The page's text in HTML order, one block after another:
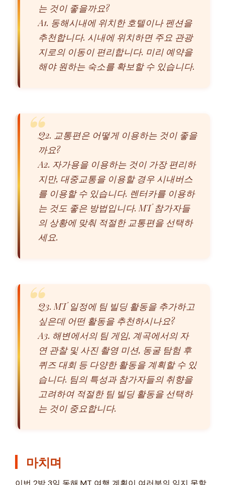
는 것이 좋을까요?
A1. 동해시내에 위치한 호텔이나 펜션을
추천합니다. 시내에 위치하면 주요 관광
지로의 이동이 편리합니다. 미리 예약을
해야 원하는 숙소를 확보할 수 있습니다.
Q2. 교통편은 어떻게 이용하는 것이 좋을
까요?
A2. 자가용을 이용하는 것이 가장 편리하
지만, 대중교통을 이용할 경우 시내버스
를 이용할 수 있습니다. 렌터카를 이용하
는 것도 좋은 방법입니다. MT 참가자들
의 상황에 맞춰 적절한 교통편을 선택하
세요.
Q3. MT 일정에 팀 빌딩 활동을 추가하고
싶은데 어떤 활동을 추천하시나요?
A3. 해변에서의 팀 게임, 계곡에서의 자
연 관찰 및 사진 촬영 미션, 동굴 탐험 후
퀴즈 대회 등 다양한 활동을 계획할 수 있
습니다. 팀의 특성과 참가자들의 취향을
고려하여 적절한 팀 빌딩 활동을 선택하
는 것이 중요합니다.
마치며